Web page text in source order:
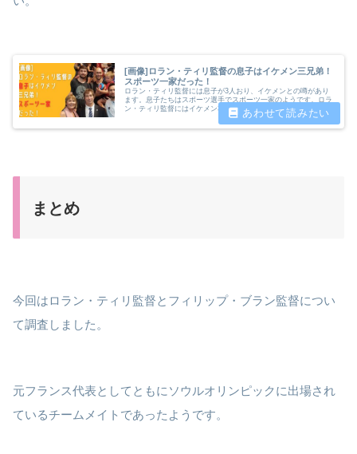
[画像]ロラン・ティリ監督の息子はイケメン三兄弟！
スポーツ一家だった！
ロラン・ティリ監督には息子が3人おり、イケメンとの噂があり
ます。息子たちはスポーツ選手でスポーツ一家のようです。ロラ
ン・ティリ監督にはイケメン3兄弟の息子について調査したいと
まとめ
今回はロラン・ティリ監督とフィリップ・ブラン監督につい
て調査しました。
元フランス代表としてともにソウルオリンピックに出場され
ているチームメイトであったようです。